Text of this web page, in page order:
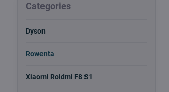
Categories
Dyson
Rowenta
Xiaomi Roidmi F8 S1